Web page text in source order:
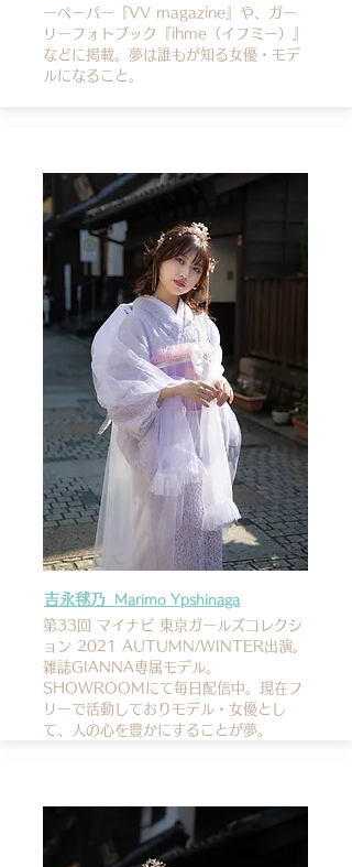
ーペーパー『VV magazine』や、ガー
リーフォトブック『ihme（イフミー）』
などに掲載。夢は誰もが知る女優・モデ
ルになること。
吉永毬乃 Marimo Ypshinaga
第33回 マイナビ 東京ガールズコレクシ
ョン 2021 AUTUMN/WINTER出演。
雑誌GIANNA専属モデル。
SHOWROOMにて毎日配信中。現在フ
リーで活動しておりモデル・女優とし
て、人の心を豊かにすることが夢。